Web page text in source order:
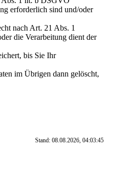
erforderlich sind und/oder
nach Art. 21 Abs. 1
die Verarbeitung dient der
bis Sie Ihr
im Übrigen dann gelöscht,
Stand: 08.08.2026, 04:03:45